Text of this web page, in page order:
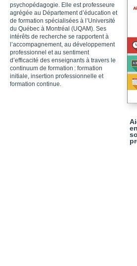
psychopédagogie. Elle est professeure
agrégée au Département d’éducation et
de formation spécialisées à l’Université
du Québec à Montréal (UQAM). Ses
intérêts de recherche se rapportent à
l’accompagnement, au développement
professionnel et au sentiment
d’efficacité des enseignants à travers le
continuum de formation : formation
initiale, insertion professionnelle et
formation continue.